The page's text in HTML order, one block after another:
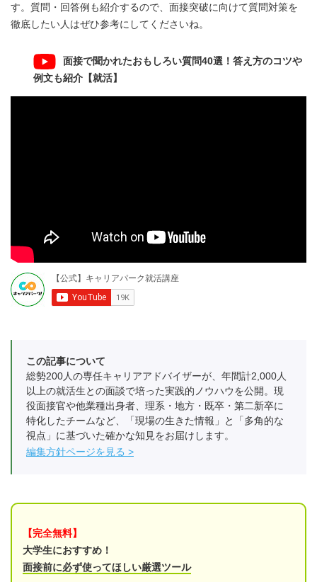
す。質問・回答例も紹介するので、面接突破に向けて質問対策を
徹底したい人はぜひ参考にしてくださいね。
面接で聞かれたおもしろい質問40選！答え方のコツや
例文も紹介【就活】
この記事について
総勢200人の専任キャリアアドバイザーが、年間計2,000人
以上の就活生との面談で培った実践的ノウハウを公開。現
役面接官や他業種出身者、理系・地方・既卒・第二新卒に
特化したチームなど、「現場の生きた情報」と「多角的な
視点」に基づいた確かな知見をお届けします。
編集方針ページを見る
【完全無料】
大学生におすすめ！
面接前に必ず使ってほしい厳選ツール